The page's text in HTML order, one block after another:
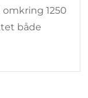
1250
både